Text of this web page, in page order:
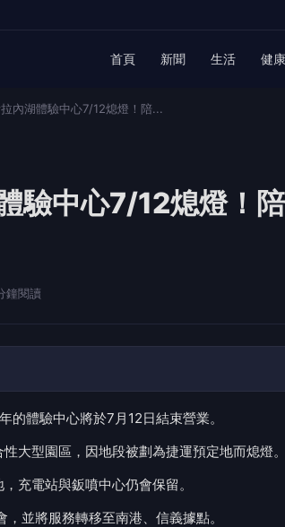
首頁 新聞 生活 健康
內湖體驗中心7/12熄燈！陪...
驗中心7/12熄燈！
鐘閱讀
的體驗中心將於7月12日結束營業。
大型園區，因地段被劃為捷運預定地而熄燈。
充電站與鈑噴中心仍會保留。
並將服務轉移至南港、信義據點。